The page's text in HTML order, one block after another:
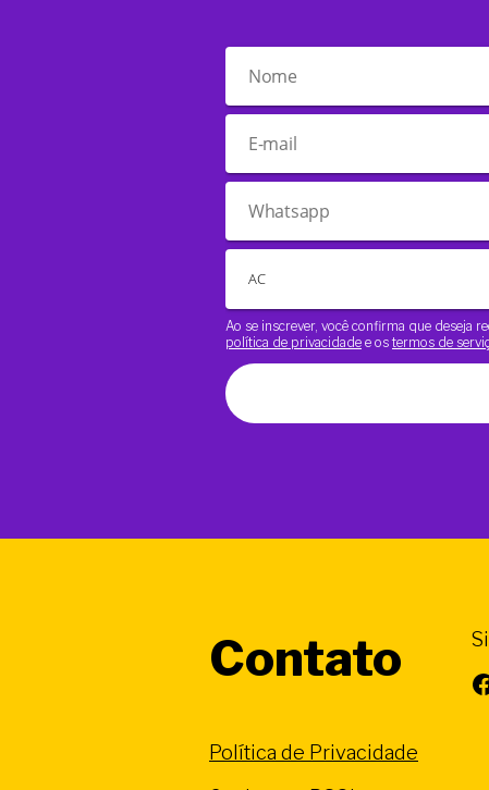
Ao se inscrever, você confirma que deseja
política de privacidade e os termos de
Contato
Política de Privacidade
Facebook